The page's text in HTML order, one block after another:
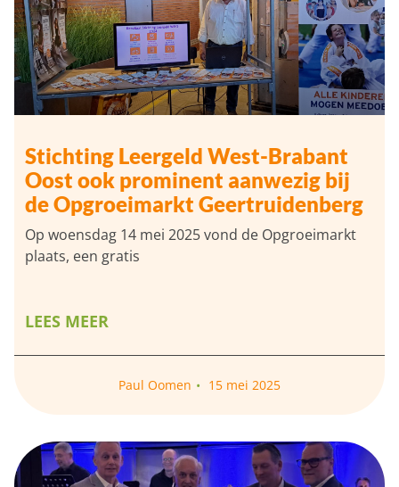
Stichting Leergeld West-Brabant
Oost ook prominent aanwezig bij
de Opgroeimarkt Geertruidenberg
Op woensdag 14 mei 2025 vond de Opgroeimarkt
plaats, een gratis
LEES MEER
Paul Oomen 15 mei 2025